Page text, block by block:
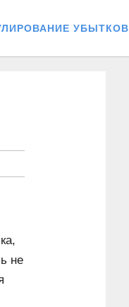
УБЫТКОВ
не